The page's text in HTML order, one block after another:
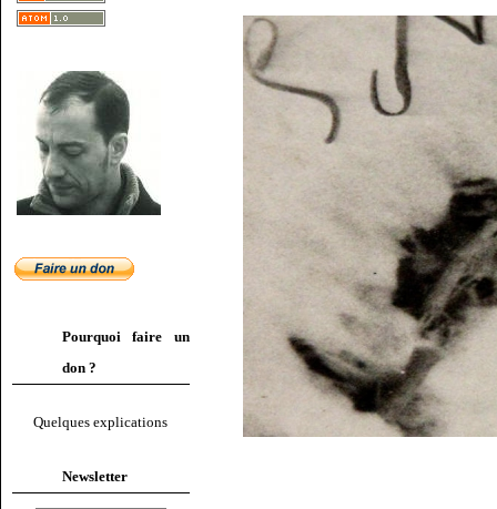
Pourquoi faire un
don ?
Quelques explications
Newsletter